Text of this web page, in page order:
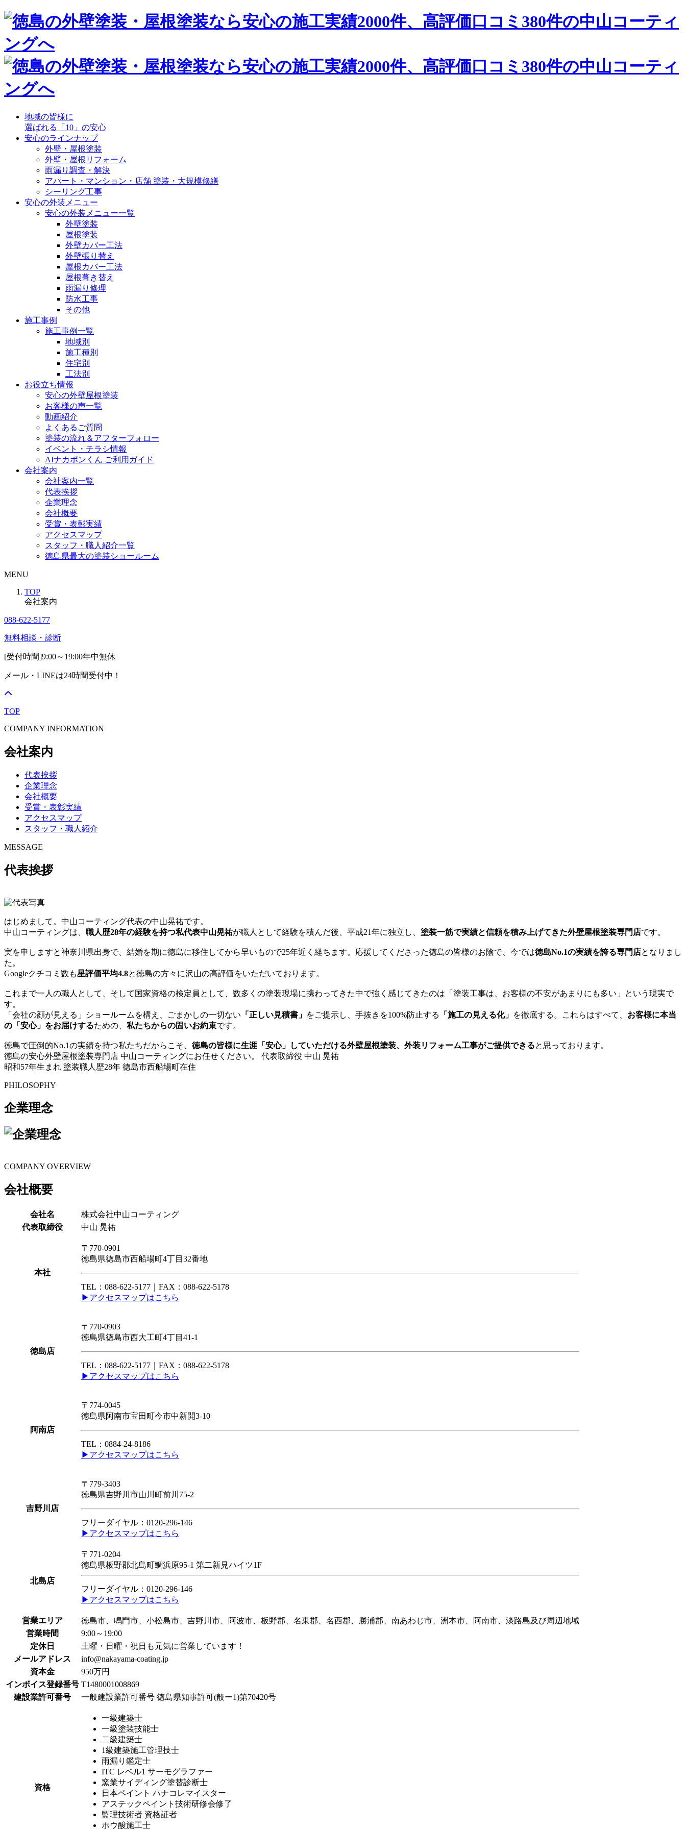
地域の皆様に
選ばれる「10」の安心
安心のラインナップ
外壁・屋根塗装
外壁・屋根リフォーム
雨漏り調査・解決
アパート・マンション・店舗 塗装・大規模修繕
シーリング工事
安心の外装メニュー
安心の外装メニュー一覧
外壁塗装
屋根塗装
外壁カバー工法
外壁張り替え
屋根カバー工法
屋根葺き替え
雨漏り修理
防水工事
その他
施工事例
施工事例一覧
地域別
施工種別
住宅別
工法別
お役立ち情報
安心の外壁屋根塗装
お客様の声一覧
動画紹介
よくあるご質問
塗装の流れ＆アフターフォロー
イベント・チラシ情報
AIナカポンくん ご利用ガイド
会社案内
会社案内一覧
代表挨拶
企業理念
会社概要
受賞・表彰実績
アクセスマップ
スタッフ・職人紹介一覧
徳島県最大の塗装ショールーム
MENU
TOP
会社案内
088-622-5177
無料相談・診断
[受付時間]9:00～19:00年中無休
メール・LINEは24時間受付中！
TOP
COMPANY INFORMATION
会社案内
代表挨拶
企業理念
会社概要
受賞・表彰実績
アクセスマップ
スタッフ・職人紹介
MESSAGE
代表挨拶
はじめまして。中山コーティング代表の中山晃祐です。
中山コーティングは、 職人歴28年の経験を持つ私代表中山晃祐が職人として経験を積んだ後、平成21年に独立し、 塗装一筋で実績と信頼を積み上げてきた外壁屋根塗装専門店です。
実を申しますと神奈川県出身で、結婚を期に徳島に移住してから早いもので25年近く経ちます。応援してくださった徳島の皆様のお陰で、今では徳島No.1の実績を誇る専門店となりまし
た。
Googleクチコミ数も星評価平均4.8と徳島の方々に沢山の高評価をいただいております。
これまで一人の職人として、そして国家資格の検定員として、数多くの塗装現場に携わってきた中で強く感じてきたのは「塗装工事は、お客様の不安があまりにも多い」という現実で
す。
「会社の顔が見える」ショールームを構え、ごまかしの一切ない 「正しい見積書」 をご提示し、手抜きを100%防止する 「施工の見える化」 を徹底する。これらはすべて、 お客様に本当
の「安心」をお届けするための、 私たちからの固いお約束です。
徳島で圧倒的No.1の実績を持つ私たちだからこそ、 徳島の皆様に生涯「安心」していただける外壁屋根塗装、外装リフォーム工事がご提供できると思っております。
徳島の安心外壁屋根塗装専門店 中山コーティングにお任せください。 代表取締役 中山 晃祐
昭和57年生まれ 塗装職人歴28年 徳島市西船場町在住
PHILOSOPHY
企業理念
COMPANY OVERVIEW
会社概要
会社名
株式会社中山コーティング
代表取締役
中山 晃祐
本社
〒770-0901
徳島県徳島市西船場町4丁目32番地
TEL： 088-622-5177 ｜FAX： 088-622-5178
▶アクセスマップはこちら
徳島店
〒770-0903
徳島県徳島市西大工町4丁目41-1
TEL： 088-622-5177 ｜FAX： 088-622-5178
▶アクセスマップはこちら
阿南店
〒774-0045
徳島県阿南市宝田町今市中新開3-10
TEL： 0884-24-8186
▶アクセスマップはこちら
吉野川店
〒779-3403
徳島県吉野川市山川町前川75-2
フリーダイヤル： 0120-296-146
▶アクセスマップはこちら
北島店
〒771-0204
徳島県板野郡北島町鯛浜原95-1 第二新見ハイツ1F
フリーダイヤル： 0120-296-146
▶アクセスマップはこちら
営業エリア
徳島市、鳴門市、小松島市、吉野川市、阿波市、板野郡、名東郡、名西郡、勝浦郡、南あわじ市、洲本市、阿南市、淡路島及び周辺地域
営業時間
9:00～19:00
定休日
土曜・日曜・祝日も元気に営業しています！
メールアドレス
info@nakayama-coating.jp
資本金
950万円
インボイス登録番号 T1480001008869
建設業許可番号
一般建設業許可番号 徳島県知事許可(般ー1)第70420号
資格
一級建築士
一級塗装技能士
二級建築士
1級建築施工管理技士
雨漏り鑑定士
ITC レベル1 サーモグラファー
窯業サイディング塗替診断士
日本ペイント ハナコレマイスター
アステックペイント技術研修会修了
監理技術者 資格証者
ホウ酸施工士